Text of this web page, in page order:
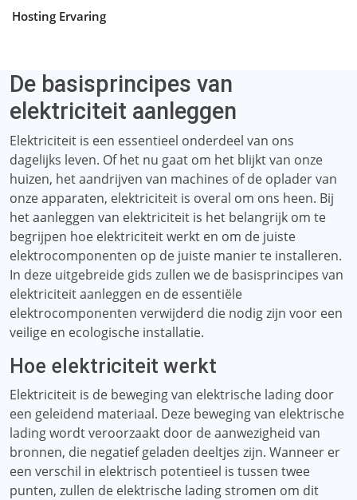
Hosting Ervaring
De basisprincipes van
elektriciteit aanleggen
Elektriciteit is een essentieel onderdeel van ons
dagelijks leven. Of het nu gaat om het blijkt van onze
huizen, het aandrijven van machines of de oplader van
onze apparaten, elektriciteit is overal om ons heen. Bij
het aanleggen van elektriciteit is het belangrijk om te
begrijpen hoe elektriciteit werkt en om de juiste
elektrocomponenten op de juiste manier te installeren.
In deze uitgebreide gids zullen we de basisprincipes van
elektriciteit aanleggen en de essentiële
elektrocomponenten verwijderd die nodig zijn voor een
veilige en ecologische installatie.
Hoe elektriciteit werkt
Elektriciteit is de beweging van elektrische lading door
een geleidend materiaal. Deze beweging van elektrische
lading wordt veroorzaakt door de aanwezigheid van
bronnen, die negatief geladen deeltjes zijn. Wanneer er
een verschil in elektrisch potentieel is tussen twee
punten, zullen de elektrische lading stromen om dit